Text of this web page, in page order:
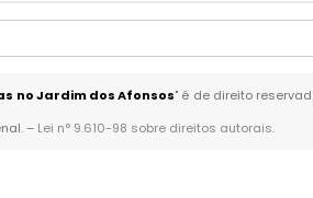
no Jardim dos Afonsos" é de direito
– Lei n° 9.610-98 sobre direitos autorais.